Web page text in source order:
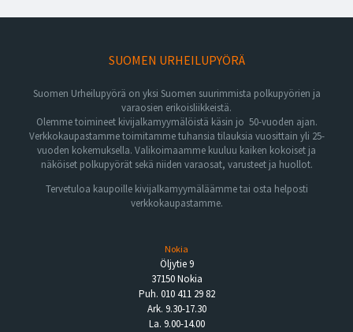
SUOMEN URHEILUPYÖRÄ
Suomen Urheilupyörä on yksi Suomen suurimmista polkupyörien ja
varaosien erikoisliikkeistä.
Olemme toimineet kivijalkamyymälöistä käsin jo 50-vuoden ajan.
Verkkokaupastamme toimitamme tuhansia tilauksia vuosittain yli 25-
vuoden kokemuksella. Valikoimaamme kuuluu kaiken kokoiset ja
näköiset polkupyörät sekä niiden varaosat, varusteet ja huollot.
Tervetuloa kaupoille kivijalkamyymäläämme tai osta helposti
verkkokaupastamme.
Nokia
Öljytie 9
37150 Nokia
Puh. 010 411 29 82
Ark. 9.30-17.30
La. 9.00-14.00